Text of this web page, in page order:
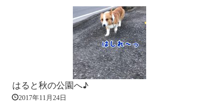
はると秋の公園へ♪
2017年11月24日